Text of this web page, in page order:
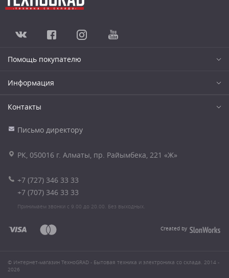
Помощь покупателю
Информация
Контакты
Письмо директору
РК, 050016 г. Алматы, пр. Райымбека, 221 «Ж»
+7 (727) 346 33 33
+7 (707) 346 33 33
Принимаем звонки с 9.00 до 20.00. Без выходных.
Created by
© Интернет-магазин ТехноGRAD - Бытовая техника и электроника со склада. 2014 -
2026